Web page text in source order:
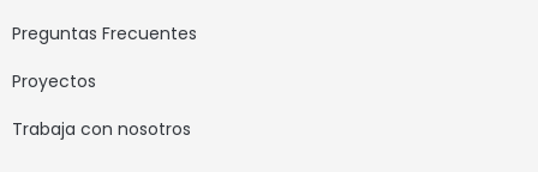
Preguntas Frecuentes
Proyectos
Trabaja con nosotros